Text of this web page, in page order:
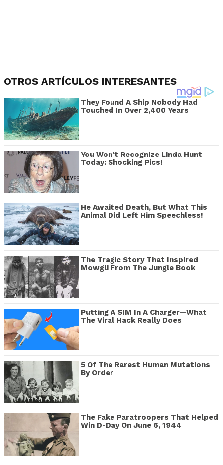
OTROS ARTÍCULOS INTERESANTES
They Found A Ship Nobody Had
Touched In Over 2,400 Years
You Won't Recognize Linda Hunt
Today: Shocking Pics!
He Awaited Death, But What This
Animal Did Left Him Speechless!
The Tragic Story That Inspired
Mowgli From The Jungle Book
Putting A SIM In A Charger—What
The Viral Hack Really Does
5 Of The Rarest Human Mutations
By Order
The Fake Paratroopers That Helped
Win D-Day On June 6, 1944